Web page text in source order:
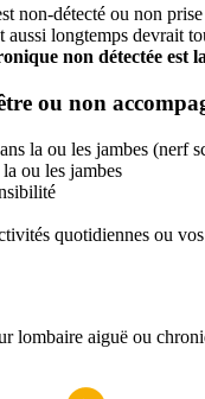
non-détecté ou non
aussi longtemps devrait
non détectée est
ou non
la ou les jambes (nerf
ou les jambes
quotidiennes ou
lombaire aiguë ou